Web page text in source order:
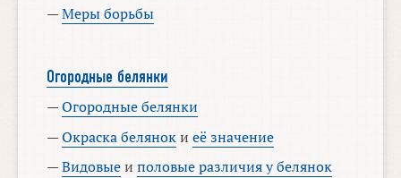
—Меры борьбы
Огородные белянки
—Огородные белянки
—Окраска белянокиеё значение
—Видовыеиполовые различия у белянок